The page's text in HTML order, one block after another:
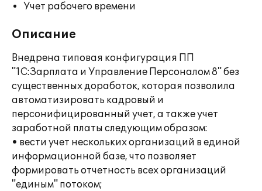
Учет рабочего времени
Описание
Внедрена типовая конфигурация ПП
"1С:Зарплата и Управление Персоналом 8" без
существенных доработок, которая позволила
автоматизировать кадровый и
персонифицированный учет, а также учет
заработной платы следующим образом:
• вести учет нескольких организаций в единой
информационной базе, что позволяет
формировать отчетность всех организаций
"единым" потоком;